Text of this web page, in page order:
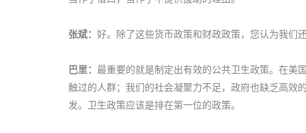
张斌： 好。除了这些货币政策和财政政策，您认为我们
巴里： 最重要的就是制定出有效的公共卫生政策。在美
触过的人群；我们的社会凝聚力不足，政府也缺乏高效
发。卫生政策应该是排在第一位的政策。